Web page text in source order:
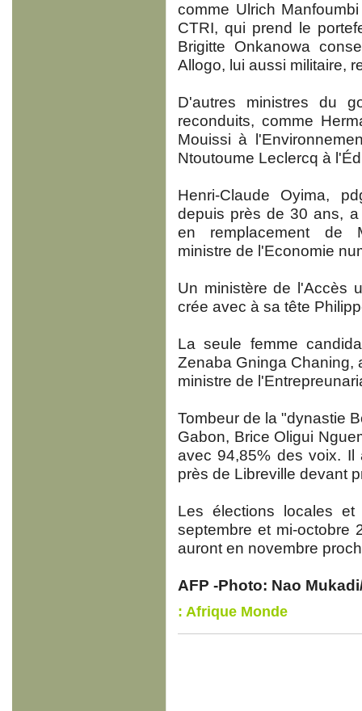
comme Ulrich
CTRI, qui prend le
Brigitte Onkanowa
Allogo, lui aussi militaire,
D'autres ministres du
reconduits, comme
Mouissi à
Ntoutoume Leclercq à
Henri-Claude Oyima,
depuis près de 30 ans,
en remplacement de
ministre de l'Economie
Un ministère de l'Accès
crée avec à sa tête
La seule femme
Zenaba Gninga Chaning,
ministre de
Tombeur de la "dynastie
Gabon, Brice Oligui
avec 94,85% des voix.
près de Libreville devant
Les élections locales
septembre et mi-octobre
auront en novembre
AFP -Photo: Nao
: Afrique Monde